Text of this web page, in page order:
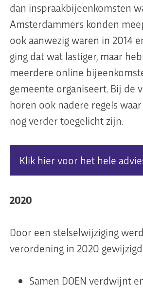
dan inspraakbijeenkomsten
Amsterdammers konden
ook aanwezig waren in 2014
ging dat wat lastiger, maar
meerdere online
gemeente organiseert. Bij de
horen ook nadere regels
nog verder toegelicht zijn.
Klik hier voor het hele
2020
Door een stelselwijziging
verordening in 2020
Samen DOEN verdwijnt